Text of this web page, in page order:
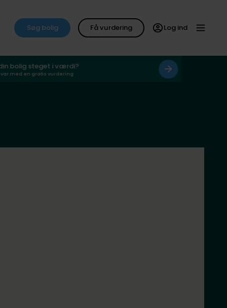
Søg bolig Få vurdering Log ind
bolig steget i værdi?
med en gratis vurdering